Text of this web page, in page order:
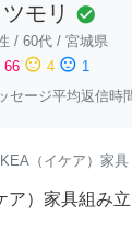
モリ check_circle
/ 60代 / 宮城県
66 sentiment_neutral 4 sentiment_dissatisfied 1
セージ平均返信時
（イケア）家具
ア）家具組み